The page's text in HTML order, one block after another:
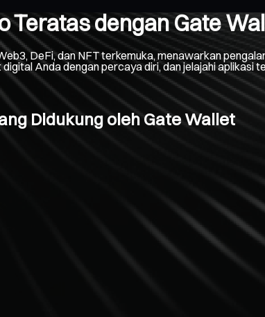
Teratas dengan Gate
DeFi, dan NFT terkemuka, menawarkan
Anda dengan percaya diri, dan jelajahi
Didukung oleh Gate Wallet